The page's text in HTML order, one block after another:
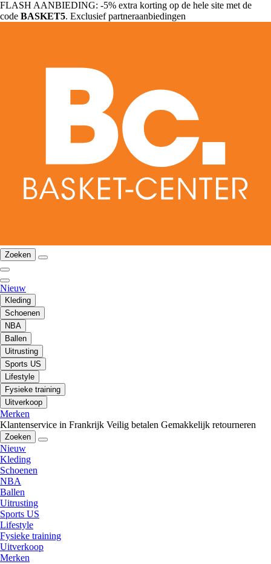
FLASH AANBIEDING: -5% extra korting op de hele site met de
code BASKET5. Exclusief partneraanbiedingen
Zoeken
Nieuw
Kleding
Schoenen
NBA
Ballen
Uitrusting
Sports US
Lifestyle
Fysieke training
Uitverkoop
Merken
Klantenservice in Frankrijk Veilig betalen Gemakkelijk retourneren
Zoeken
Nieuw
Kleding
Schoenen
NBA
Ballen
Uitrusting
Sports US
Lifestyle
Fysieke training
Uitverkoop
Merken